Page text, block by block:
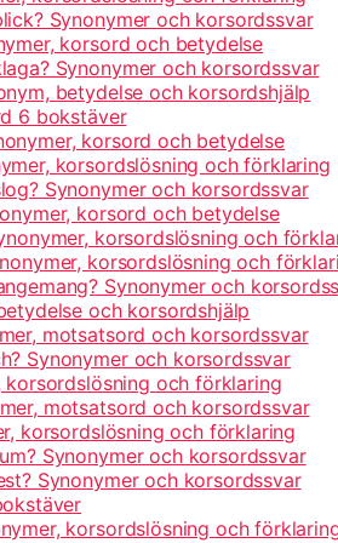
Synonymer och korsordssvar
korsord och betydelse
Synonymer och korsordssvar
betydelse och korsordshjälp
6 bokstäver
korsord och betydelse
korsordslösning och förklaring
Synonymer och korsordssvar
korsord och betydelse
korsordslösning och
korsordslösning och
Synonymer och
och korsordshjälp
motsatsord och korsordssvar
Synonymer och korsordssvar
korsordslösning och förklaring
motsatsord och korsordssvar
korsordslösning och förklaring
Synonymer och korsordssvar
Synonymer och korsordssvar
korsordslösning och